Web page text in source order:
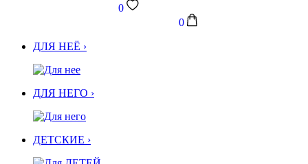
0
0
ДЛЯ НЕЁ ›
ДЛЯ НЕГО ›
ДЕТСКИЕ ›